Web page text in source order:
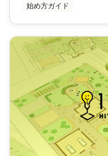
始め方ガイド